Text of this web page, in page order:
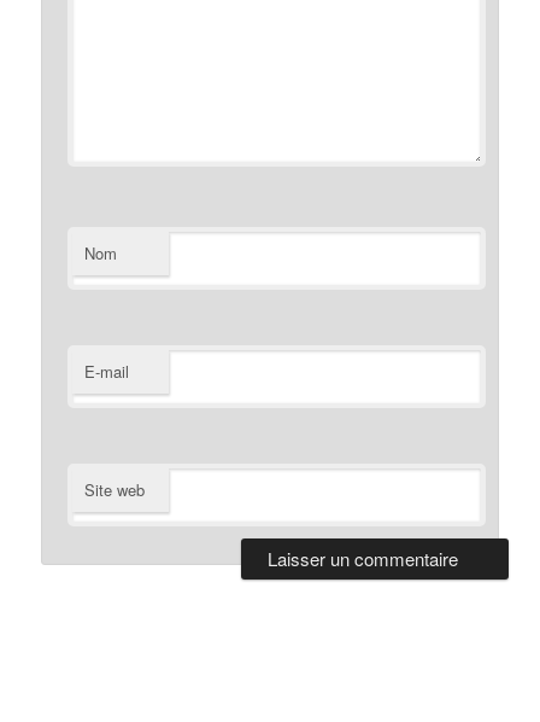
Nom
E-mail
Site web